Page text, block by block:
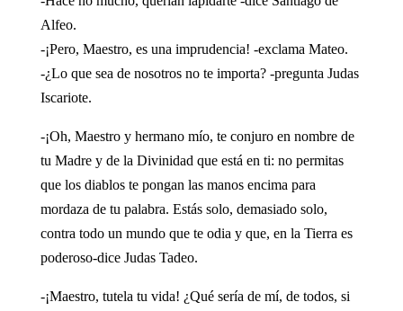
Alfeo.
-¡Pero, Maestro, es una imprudencia! -exclama Mateo.
-¿Lo que sea de nosotros no te importa? -pregunta Judas
Iscariote.
-¡Oh, Maestro y hermano mío, te conjuro en nombre de
tu Madre y de la Divinidad que está en ti: no permitas
que los diablos te pongan las manos encima para
mordaza de tu palabra. Estás solo, demasiado solo,
contra todo un mundo que te odia y que, en la Tierra es
poderoso-dice Judas Tadeo.
-¡Maestro, tutela tu vida! ¿Qué sería de mí, de todos, si